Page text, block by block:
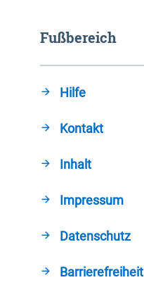
Fußbereich
Hilfe
Kontakt
Inhalt
Impressum
Datenschutz
Barrierefreiheit